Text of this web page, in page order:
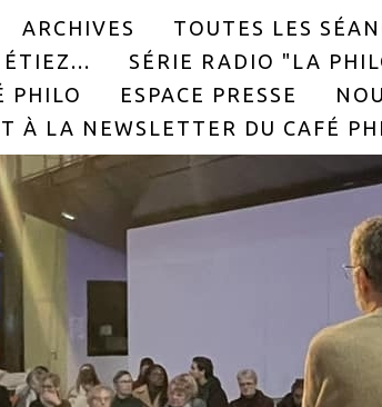
ARCHIVES TOUTES LES
ÉTIEZ...
SÉRIE RADIO "LA
PHILO
ESPACE PRESSE
À LA NEWSLETTER DU CAFÉ